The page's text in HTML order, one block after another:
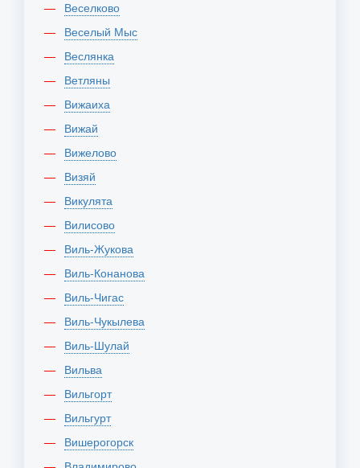
Веселково
Веселый Мыс
Веслянка
Ветляны
Вижаиха
Вижай
Вижелово
Визяй
Викулята
Вилисово
Виль-Жукова
Виль-Конанова
Виль-Чигас
Виль-Чукылева
Виль-Шулай
Вильва
Вильгорт
Вильгурт
Вишерогорск